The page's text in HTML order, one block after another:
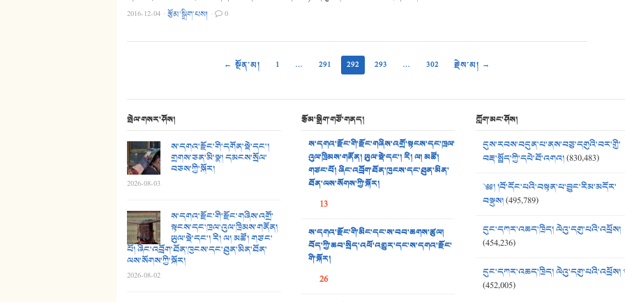
2016-12-04 ·རྩོམ་སྒྲིག་པས། · 0
← སྔོན་མ། 1 … 291 292 293 … 302 རྗེས་མ། →
སྤེལ་གསར་ཤོས།
ས་དགའ་རྫོང་གི་དགོན་སྡེ་དང་།
གྲགས་ཅན་མི་སྣ། དམངས་སྲོལ་
བཅས་ཀྱི་སྐོར།
2026-08-03
ས་དགའ་རྫོང་གི་རྫོང་གཞིས་འགྲོ་
སྟངས་དང་ཁྲལ་འུལ་ཁྲིམས་གནོན།
ཡུལ་སྡེ་དང་། རི། ལ། མཚོ། གཙང་
པོ། ཞིང་འབྲོག་ཐོན་ཁུངས་དང་ཐུན་མིན་ཐོན་
ལས་སོགས་ཀྱི་སྐོར།
2026-08-02
རྩོམ་སྒྲིག་གཙོ་གནད།
ས་དགའ་རྫོང་གི་རྫོང་གཞིས་འགྲོ་སྟངས་དང་ཁྲལ་
འུལ་ཁྲིམས་གནོན། ཡུལ་སྡེ་དང་། རི། ལ། མཚོ།
གཙང་པོ། ཞིང་འབྲོག་ཐོན་ཁུངས་དང་ཐུན་མིན་
ཐོན་ལས་སོགས་ཀྱི་སྐོར།
13
ས་དགའ་རྫོང་གི་མིང་དང་ས་བབ་ཆགས་ཚུལ།
བོད་ཀྱི་ཆབ་སྲིད་འཕོ་འགྱུར་དང་ས་དགའ་རྫོང་
གི་སྐོར།
26
ཀློག་མང་ཤོས།
དུས་རབས་བདུན་པ་ནས་བཅུ་དགུའི་བར་གྱི་
བརྡ་སྤྲོད་ཀྱི་དཔེ་ཐོ་འགའ།(830,483)
༄༅། །བོ་དོང་པའི་བསྟན་པ་བྱུང་རིམ་མདོར་
བསྡུས།(495,789)
དུང་དཀར་འཆད་ཁྲིད། ལེའུ་དགུ་པའི་འཕྲོས།
(454,236)
དུང་དཀར་འཆད་ཁྲིད། ལེའུ་དགུ་པའི་འཕྲོས།
(452,005)